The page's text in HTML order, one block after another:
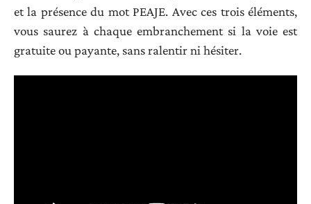
et la présence du mot PEAJE. Avec ces trois éléments,
vous saurez à chaque embranchement si la voie est
gratuite ou payante, sans ralentir ni hésiter.